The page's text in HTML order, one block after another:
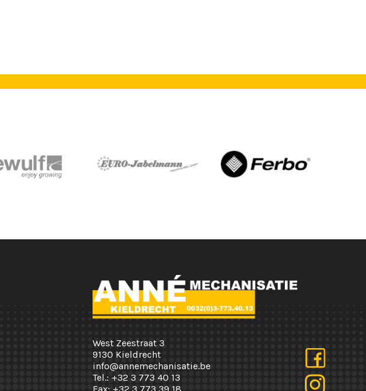
West Zeestraat 3
9130 Kieldrecht
info@annemechanisatie.be
Tel.: +32 3 773 40 13